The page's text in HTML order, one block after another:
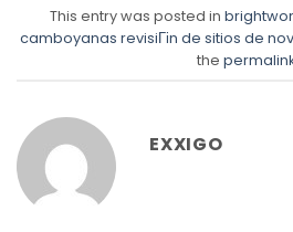
This entry was posted in
camboyanas revisiГіn de sitios de
the
EXXIGO